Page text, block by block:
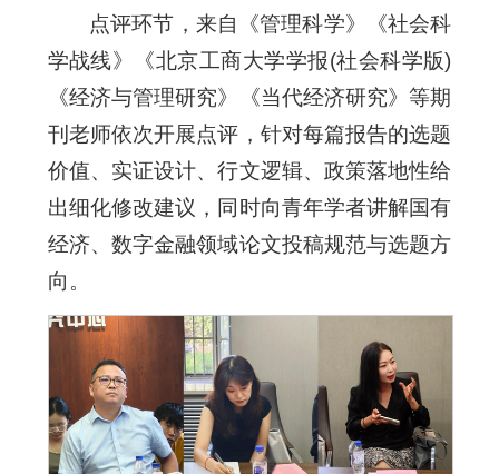
点评环节，来自《管理科学》《社会科
学战线》《北京工商大学学报(社会科学版)
《经济与管理研究》《当代经济研究》等期
刊老师依次开展点评，针对每篇报告的选题
价值、实证设计、行文逻辑、政策落地性给
出细化修改建议，同时向青年学者讲解国有
经济、数字金融领域论文投稿规范与选题方
向。